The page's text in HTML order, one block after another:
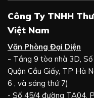
Công Ty TNHH
Việt Nam
Văn Phòng Đại Diện
- Tầng 9 tòa nhà 3D,
Quận Cầu Giấy, TP Hà
6 , và sáng thứ 7)
- Số 45/4 đường TA04,